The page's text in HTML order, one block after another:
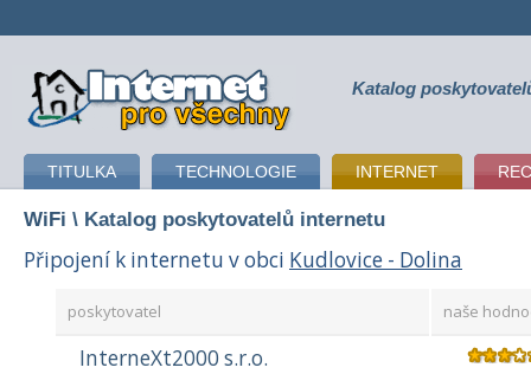
připojení k internetu Katalog
TITULKA TECHNOLOGIE INTERNET
WiFi \ Katalog poskytovatelů internetu
Připojení k internetu v obci Kudlovice - Dolina
poskytovatel naše
InterneXt2000 s.r.o.